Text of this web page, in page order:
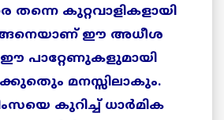
കുറ്റവാളികളായി
ഈ അധീശ
ഈ പാറ്റേണുകളുമായി
മനസ്സിലാകും.
കുറിച്ച് ധാര്‍മിക